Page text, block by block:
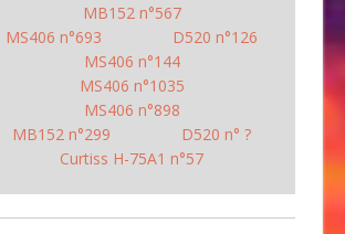
MB152 n°567
MS406 n°693
D520 n°126
MS406 n°144
MS406 n°1035
MS406 n°898
MB152 n°299
D520 n° ?
Curtiss H-75A1 n°57